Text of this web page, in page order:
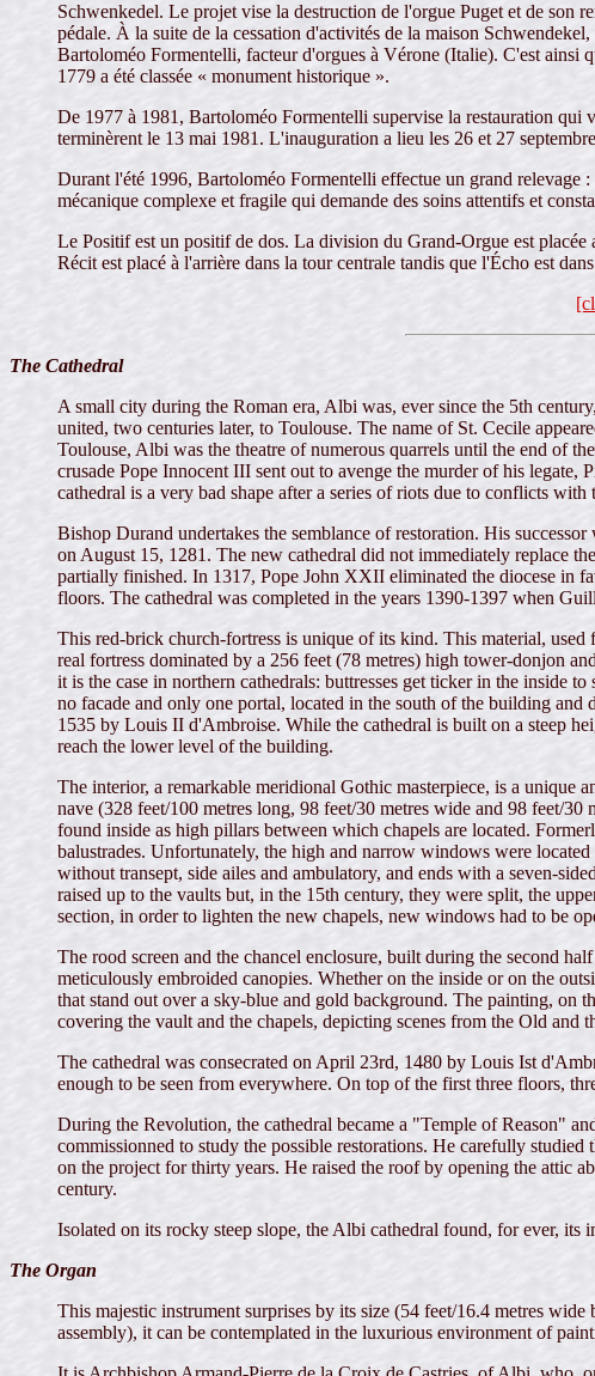
Schwenkedel. Le projet vise la destruction de l'orgue Puget et de son
pédale. À la suite de la cessation d'activités de la maison
Bartoloméo Formentelli, facteur d'orgues à Vérone (Italie). C'est ainsi
1779 a été classée « monument historique ».
De 1977 à 1981, Bartoloméo Formentelli supervise la restauration
terminèrent le 13 mai 1981. L'inauguration a lieu les 26 et 27
Durant l'été 1996, Bartoloméo Formentelli effectue un grand relevage
mécanique complexe et fragile qui demande des soins attentifs et
Le Positif est un positif de dos. La division du Grand-Orgue est
Récit est placé à l'arrière dans la tour centrale tandis que l'Écho est
The Cathedral
A small city during the Roman era, Albi was, ever since the 5th
united, two centuries later, to Toulouse. The name of St. Cecile
Toulouse, Albi was the theatre of numerous quarrels until the end of
crusade Pope Innocent III sent out to avenge the murder of his
cathedral is a very bad shape after a series of riots due to conflicts
Bishop Durand undertakes the semblance of restoration. His
on August 15, 1281. The new cathedral did not immediately replace
partially finished. In 1317, Pope John XXII eliminated the diocese in
floors. The cathedral was completed in the years 1390-1397 when
This red-brick church-fortress is unique of its kind. This material,
real fortress dominated by a 256 feet (78 metres) high tower-donjon
it is the case in northern cathedrals: buttresses get ticker in the inside
no facade and only one portal, located in the south of the building
1535 by Louis II d'Ambroise. While the cathedral is built on a steep
reach the lower level of the building.
The interior, a remarkable meridional Gothic masterpiece, is a unique
nave (328 feet/100 metres long, 98 feet/30 metres wide and 98 feet/
found inside as high pillars between which chapels are located.
balustrades. Unfortunately, the high and narrow windows were
without transept, side ailes and ambulatory, and ends with a seven-
raised up to the vaults but, in the 15th century, they were split, the
section, in order to lighten the new chapels, new windows had to be
The rood screen and the chancel enclosure, built during the second
meticulously embroided canopies. Whether on the inside or on the
that stand out over a sky-blue and gold background. The painting, on
covering the vault and the chapels, depicting scenes from the Old
The cathedral was consecrated on April 23rd, 1480 by Louis Ist
enough to be seen from everywhere. On top of the first three floors,
During the Revolution, the cathedral became a "Temple of Reason"
commissionned to study the possible restorations. He carefully
on the project for thirty years. He raised the roof by opening the attic
century.
Isolated on its rocky steep slope, the Albi cathedral found, for ever, its
The Organ
This majestic instrument surprises by its size (54 feet/16.4 metres
assembly), it can be contemplated in the luxurious environment of